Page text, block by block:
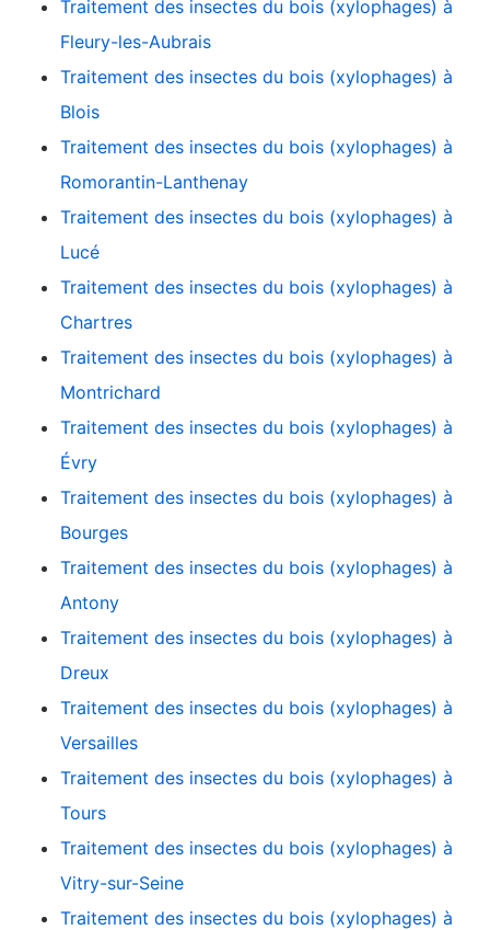
Traitement des insectes du bois (xylophages) à
Fleury-les-Aubrais
Traitement des insectes du bois (xylophages) à
Blois
Traitement des insectes du bois (xylophages) à
Romorantin-Lanthenay
Traitement des insectes du bois (xylophages) à
Lucé
Traitement des insectes du bois (xylophages) à
Chartres
Traitement des insectes du bois (xylophages) à
Montrichard
Traitement des insectes du bois (xylophages) à
Évry
Traitement des insectes du bois (xylophages) à
Bourges
Traitement des insectes du bois (xylophages) à
Antony
Traitement des insectes du bois (xylophages) à
Dreux
Traitement des insectes du bois (xylophages) à
Versailles
Traitement des insectes du bois (xylophages) à
Tours
Traitement des insectes du bois (xylophages) à
Vitry-sur-Seine
Traitement des insectes du bois (xylophages) à